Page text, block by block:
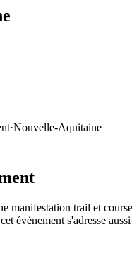
·Nouvelle-Aquitaine
manifestation trail et
événement s'adresse